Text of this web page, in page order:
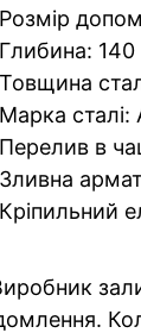
Розмір
Глибина:
Товщина
Марка сталі:
Перелив в
Зливна
Кріпильний